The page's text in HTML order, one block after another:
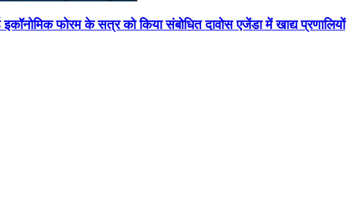
फोरम के सत्र को किया संबोधित दावोस एजेंडा में खाद्य प्रणालियों